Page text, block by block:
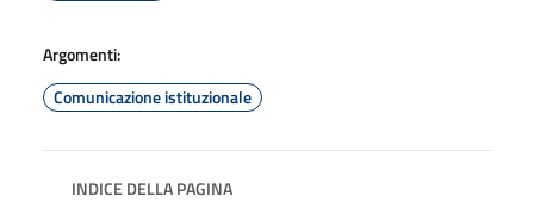
Argomenti:
Comunicazione istituzionale
INDICE DELLA PAGINA